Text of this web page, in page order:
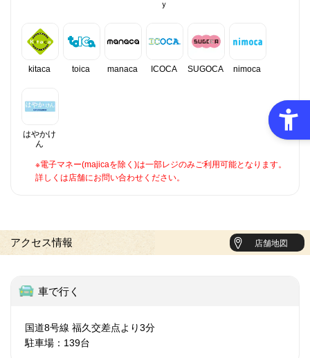
ｙ
kitaca toica manaca ICOCA SUGOCA nimoca
はやかけ
ん
※電子マネー(majicaを除く)は一部レジのみご利用可能となります。
詳しくは店舗にお問い合わせください。
アクセス情報 店舗地図
車で行く
国道8号線 福久交差点より3分
駐車場：139台